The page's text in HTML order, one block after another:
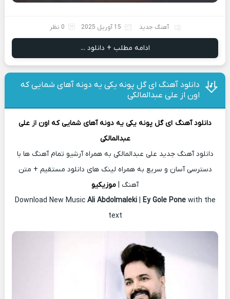
آهنگ جدید 15 آوریل 2025 0 نظر
ادامه مطلب + دانلود ...
دانلود آهنگ ای گل پونه یکی یه دونه آهای شمایی که
اون از علی عبدالمالکی
دانلود آهنگ ای گل پونه یکی یه دونه آهای شمایی که اون از علی
عبدالمالکی
دانلود آهنگ جدید علی عبدالمالکی به همراه آرشیو تمام آهنگ ها با
دسترسی آسان و سریع به همراه لینک های دانلود مستقیم + متن
آهنگ | موزیکیو
Download New Music Ali Abdolmaleki| Ey Gole Pone with the
text